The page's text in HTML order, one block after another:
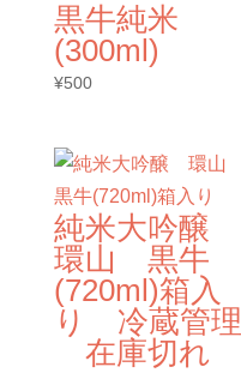
黒牛純米
(300ml)
¥500
純米大吟醸
環山 黒牛
(720ml)箱入
り 冷蔵管理
在庫切れ